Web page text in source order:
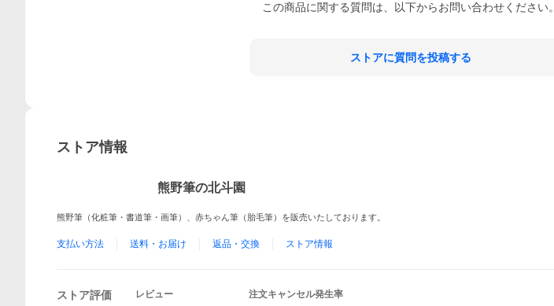
この商品に関する質問は、以下からお問い合わせください。
ストアに質問を投稿する
ストア情報
熊野筆の北斗園
熊野筆（化粧筆・書道筆・画筆）、赤ちゃん筆（胎毛筆）を販売いたしております。
支払い方法 送料・お届け 返品・交換 ストア情報
ストア評価 レビュー 注文キャンセル発生率